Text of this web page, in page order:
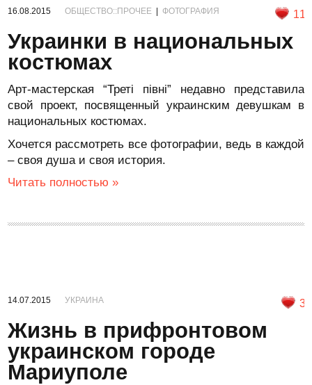
16.08.2015 ОБЩЕСТВО::ПРОЧЕЕ |ФОТОГРАФИЯ 11
Украинки в национальных
костюмах
Арт-мастерская “Треті півні” недавно представила
свой проект, посвященный украинским девушкам в
национальных костюмах.
Хочется рассмотреть все фотографии, ведь в каждой
– своя душа и своя история.
Читать полностью »
14.07.2015 УКРАИНА 3
Жизнь в прифронтовом
украинском городе
Мариуполе